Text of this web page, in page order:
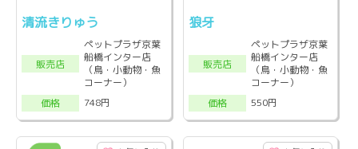
清流きりゅう
販売店
ペットプラザ京葉
船橋インター店
（鳥・小動物・魚
コーナー）
価格
748円
狼牙
販売店
ペットプラザ京葉
船橋インター店
（鳥・小動物・魚
コーナー）
価格
550円